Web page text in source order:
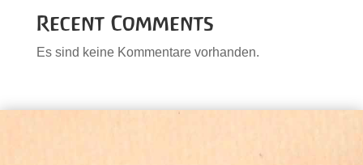
Recent Comments
Es sind keine Kommentare vorhanden.